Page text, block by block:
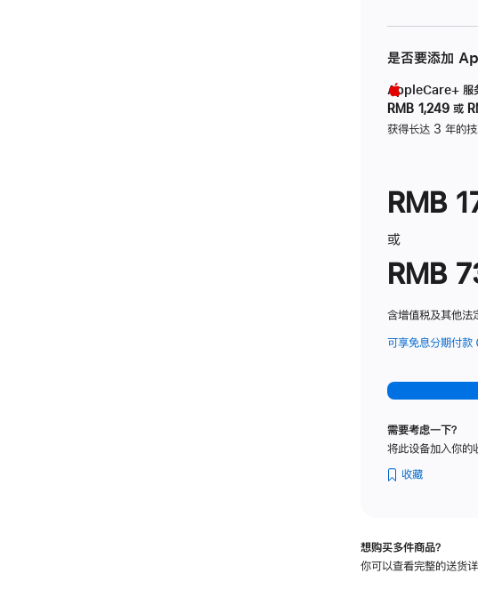
是否要添加
AppleCare+ 服
RMB 1,249 或
获得长达 3 年的技
RMB
或
RMB
含增值税及其他法
可享免息分期付款
-
需要考虑一下？
将此设备加入你的
收藏
想购买多件商品？
你可以查看完整的送货详